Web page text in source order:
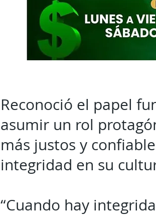
Reconoció el papel
asumir un rol
más justos y
integridad en su
“Cuando hay